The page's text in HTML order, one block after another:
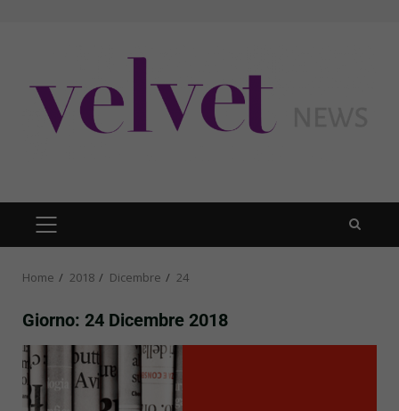
PRIMARY
MENU
Home 2018 Dicembre 24
Giorno: 24 Dicembre 2018